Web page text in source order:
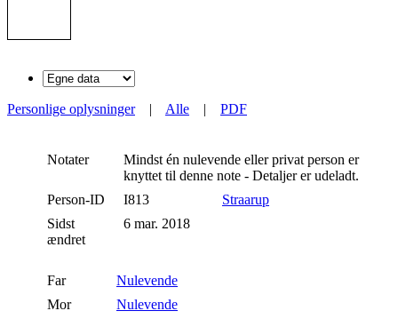
Personlige oplysninger| Alle | PDF
Notater
Mindst én nulevende eller privat person er
knyttet til denne note - Detaljer er udeladt.
Person-ID
I813
Straarup
Sidst
ændret
6 mar. 2018
Far
Nulevende
Mor
Nulevende